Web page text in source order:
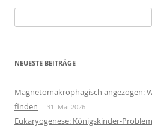
nach:
NEUESTE BEITRÄGE
Magnetomakrophagisch angezogen:
finden
31. Mai 2026
Eukaryogenese: Königskinder-